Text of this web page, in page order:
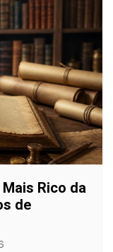
Rico da
de